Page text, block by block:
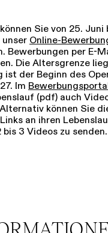
Sie von 25. Juni
Online-
Bewerbungen per E-
Die Altersgrenze
ist der Beginn des
Im
(pdf) auch
können Sie
Links an ihren
3 Videos zu senden.